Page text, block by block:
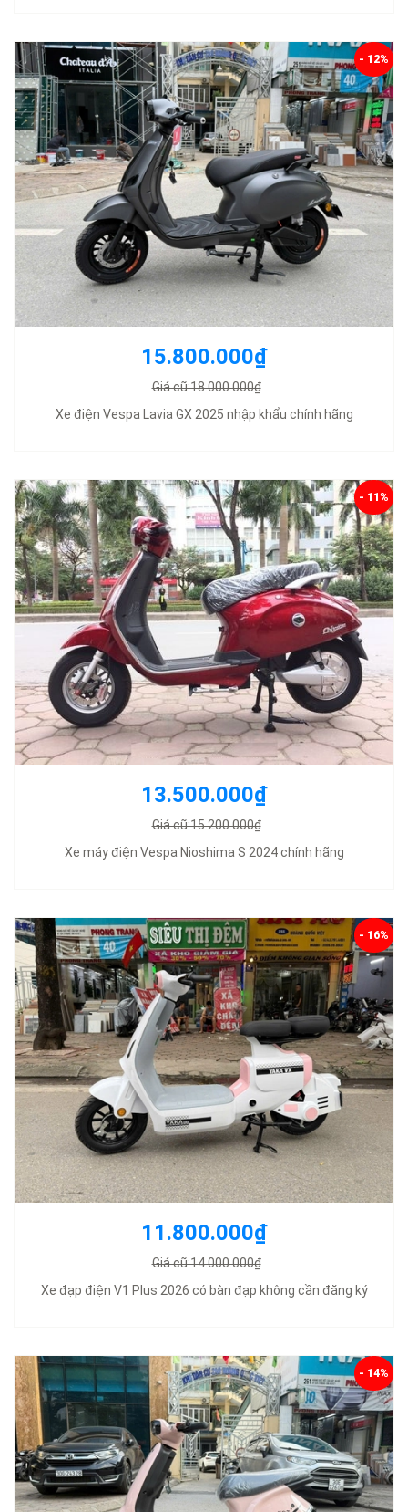
- 12%
15.800.000₫
Giá cũ:18.000.000₫
Xe điện Vespa Lavia GX 2025 nhập khẩu chính hãng
- 11%
13.500.000₫
Giá cũ:15.200.000₫
Xe máy điện Vespa Nioshima S 2024 chính hãng
- 16%
11.800.000₫
Giá cũ:14.000.000₫
Xe đạp điện V1 Plus 2026 có bàn đạp không cần đăng ký
- 14%